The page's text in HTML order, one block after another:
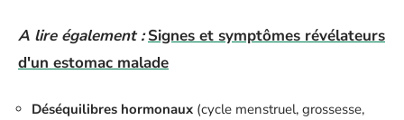
A lire également : Signes et symptômes révélateurs
d'un estomac malade
Déséquilibres hormonaux (cycle menstruel, grossesse,